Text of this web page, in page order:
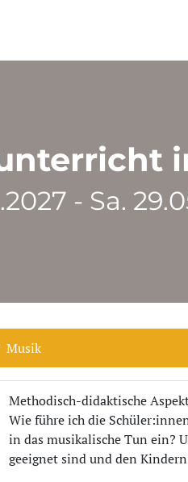
- Sa.
Musik
Methodisch-didaktische
Wie führe ich die
in das musikalische Tun ein?
geeignet sind und den